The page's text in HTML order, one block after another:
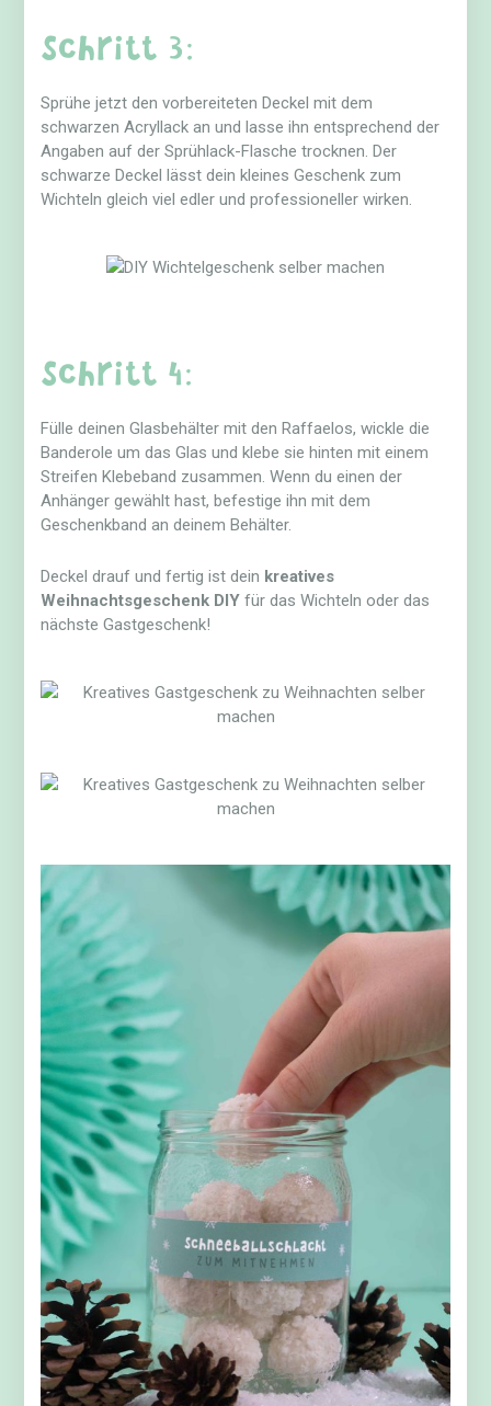
Schritt 3:
Sprühe jetzt den vorbereiteten Deckel mit dem
schwarzen Acryllack an und lasse ihn entsprechend der
Angaben auf der Sprühlack-Flasche trocknen. Der
schwarze Deckel lässt dein kleines Geschenk zum
Wichteln gleich viel edler und professioneller wirken.
Schritt 4:
Fülle deinen Glasbehälter mit den Raffaelos, wickle die
Banderole um das Glas und klebe sie hinten mit einem
Streifen Klebeband zusammen. Wenn du einen der
Anhänger gewählt hast, befestige ihn mit dem
Geschenkband an deinem Behälter.
Deckel drauf und fertig ist dein kreatives
Weihnachtsgeschenk DIY für das Wichteln oder das
nächste Gastgeschenk!